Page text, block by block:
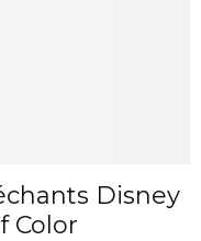
Disney
Color